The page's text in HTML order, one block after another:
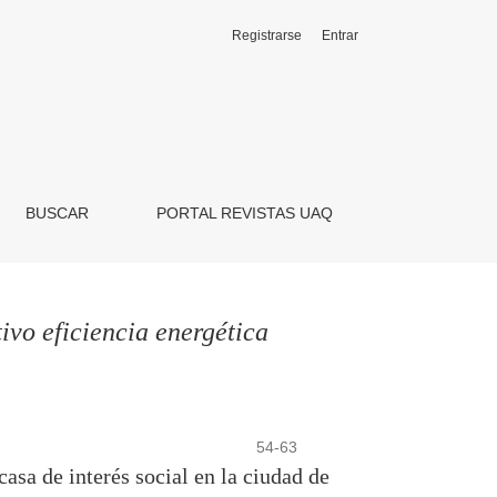
BUSCAR PORTAL REVISTAS UAQ
Registrarse Entrar
eficiencia energética
54-63
de interés social en la ciudad de